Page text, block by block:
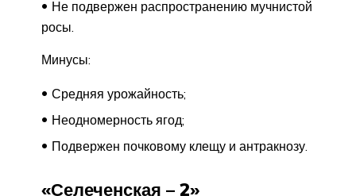
Не подвержен распространению мучнистой
росы.
Минусы:
Средняя урожайность;
Неодномерность ягод;
Подвержен почковому клещу и антракнозу.
«Селеченская – 2»